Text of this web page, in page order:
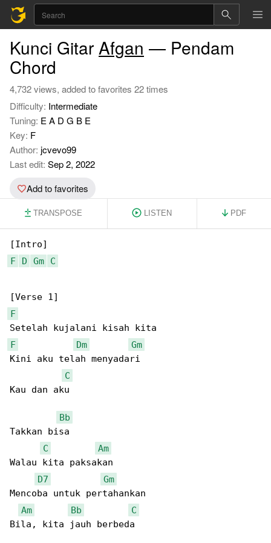
Kunci Gitar Afgan — Pendam
Chord
4,732 views, added to favorites 22 times
Difficulty: Intermediate
Tuning: E A D G B E
Key: F
Author: jcvevo99
Last edit: Sep 2, 2022
Add to favorites
TRANSPOSE LISTEN PDF
F
D Gm C
F
F
Dm
Gm
Kini aku telah menyadari
C
Kau dan aku
Bb
Takkan bisa
C
Am
Walau kita paksakan
D7
Gm
Mencoba untuk pertahankan
Am
Bb
C
Bila, kita jauh berbeda